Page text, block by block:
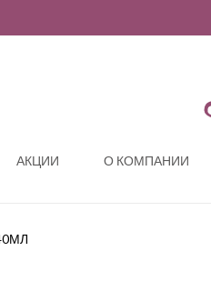
АКЦИИ О КОМПАНИИ